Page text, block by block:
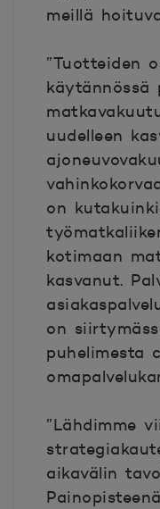
meillä
”Tuotteiden
käytännössä
uudelleen
on
kotimaan
kasvanut.
on
puhelimesta
”Lähdimme
aikavälin